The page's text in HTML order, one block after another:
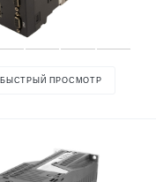
БЫСТРЫЙ ПРОСМОТР